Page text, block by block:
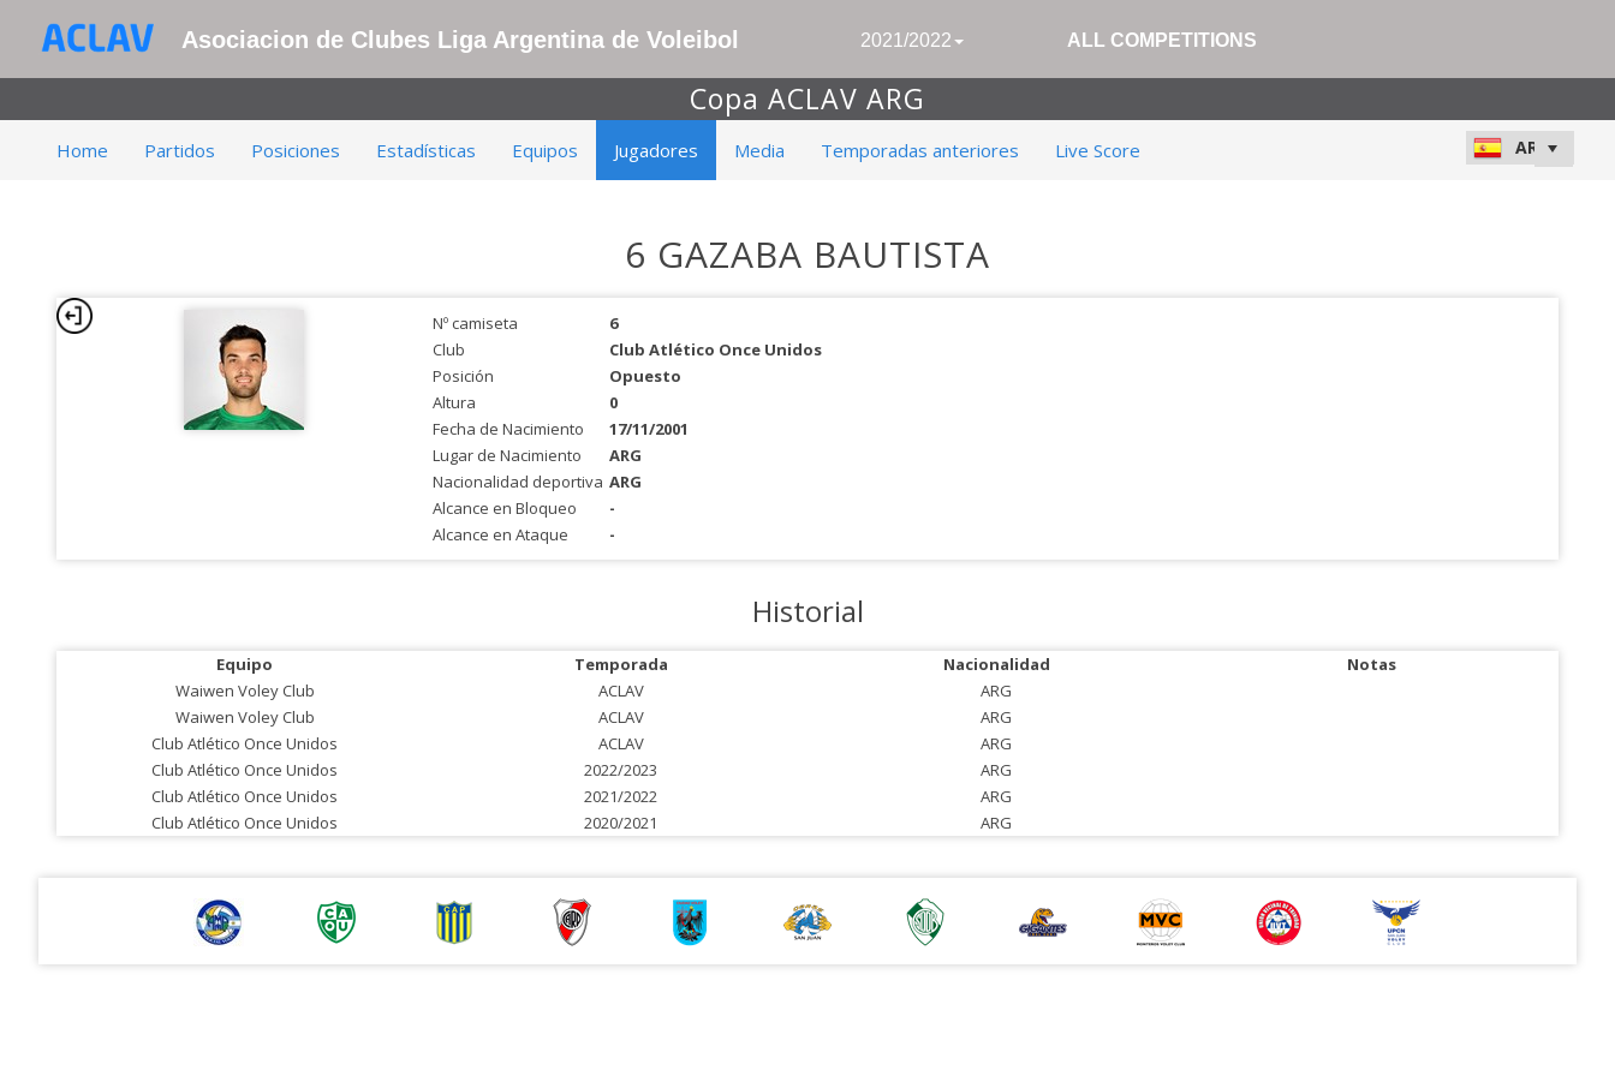
Asociacion de Clubes Liga Argentina de Voleibol 2021/2022 ALL COMPETITIONS
Copa ACLAV ARG
Home Partidos Posiciones Estadísticas Equipos Jugadores Media Temporadas anteriores Live Score
6 GAZABA BAUTISTA
Nº camiseta
6
Club
Club Atlético Once Unidos
Posición
Opuesto
Altura
0
Fecha de Nacimiento
17/11/2001
Lugar de Nacimiento
ARG
Nacionalidad deportiva ARG
Alcance en Bloqueo
-
Alcance en Ataque
-
Historial
Equipo Temporada Nacionalidad
Notas
Waiwen Voley Club
ACLAV
ARG
Waiwen Voley Club
ACLAV
ARG
Club Atlético Once Unidos
ACLAV
ARG
Club Atlético Once Unidos
2022/2023
ARG
Club Atlético Once Unidos
2021/2022
ARG
Club Atlético Once Unidos
2020/2021 ARG